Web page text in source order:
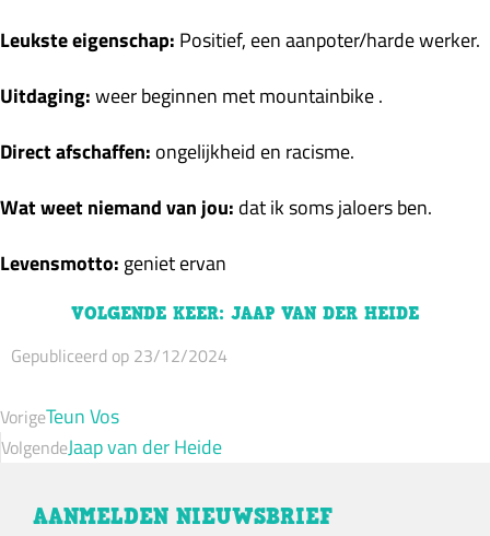
Leukste eigenschap: Positief, een aanpoter/harde werker.
Uitdaging:weer beginnen met mountainbike .
Direct afschaffen: ongelijkheid en racisme.
Wat weet niemand van jou: dat ik soms jaloers ben.
Levensmotto: geniet ervan
VOLGENDE KEER: JAAP VAN DER HEIDE
Gepubliceerd op 23/12/2024
VorigeTeun Vos
VolgendeJaap van der Heide
AANMELDEN NIEUWSBRIEF